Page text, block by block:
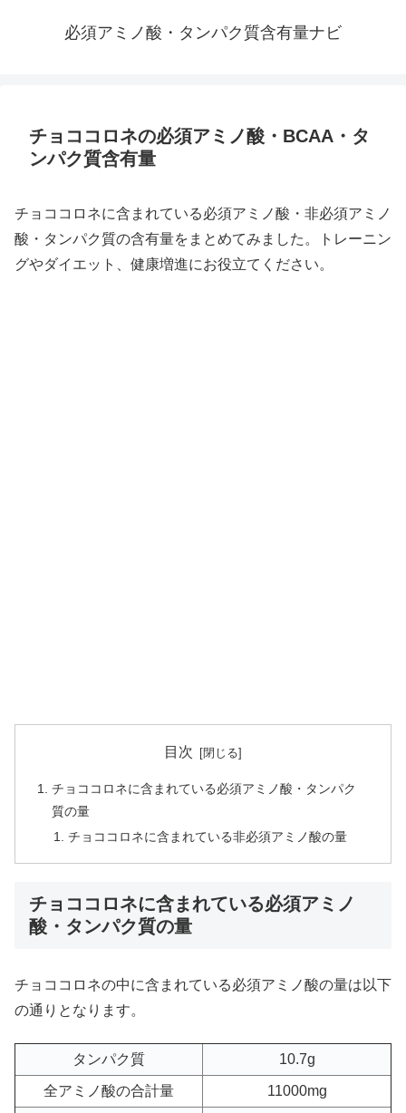
必須アミノ酸・タンパク質含有量ナビ
チョココロネの必須アミノ酸・BCAA・タ
ンパク質含有量
チョココロネに含まれている必須アミノ酸・非必須アミノ
酸・タンパク質の含有量をまとめてみました。トレーニン
グやダイエット、健康増進にお役立てください。
目次
チョココロネに含まれている必須アミノ酸・タンパク
質の量
チョココロネに含まれている非必須アミノ酸の量
チョココロネに含まれている必須アミノ
酸・タンパク質の量
チョココロネの中に含まれている必須アミノ酸の量は以下
の通りとなります。
タンパク質 10.7g
全アミノ酸の合計量 11000mg